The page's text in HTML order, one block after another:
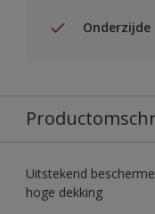
Onderzijde
Uitstekend
hoge dekking